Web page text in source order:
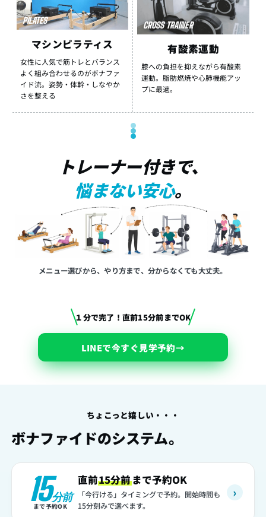
PILATES
マシンピラティス
女性に人気で筋トレとバランス
よく組み合わせるのがボナファ
イド流。姿勢・体幹・しなやか
さを整える
CROSS TRAINER
有酸素運動
膝への負担を抑えながら有酸素
運動。脂肪燃焼や心肺機能アッ
プに最適。
トレーナー付きで、
悩まない安心。
メニュー選びから、やり方まで、分からなくても大丈夫。
１分で完了！直前15分前までOK
LINEで今すぐ見学予約→
ちょこっと嬉しい・・・
ボナファイドのシステム。
15分前
まで予約OK
直前15分前まで予約OK
「今行ける」タイミングで予約。開始時間も
15分刻みで選べます。
›